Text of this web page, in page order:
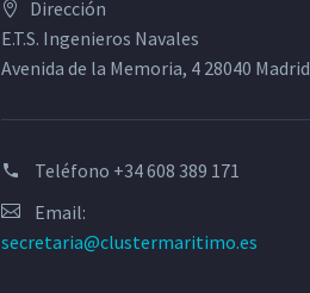
Dirección
E.T.S. Ingenieros Navales
Avenida de la Memoria, 4 28040 Madrid
Teléfono +34 608 389 171
Email:
secretaria@clustermaritimo.es